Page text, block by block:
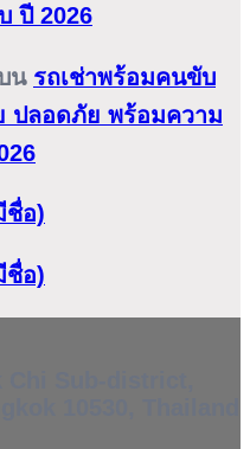
ปี 2026
น รถเช่าพร้อมคนขับ
ปลอดภัย พร้อมความ
ชื่อ)
ชื่อ)